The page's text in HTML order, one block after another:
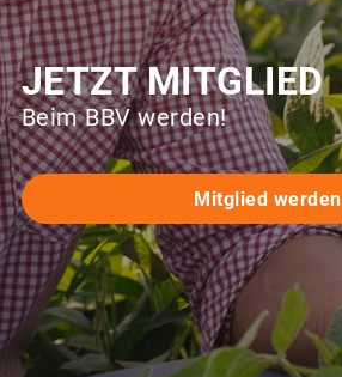
JETZT MITGLIED
Beim BBV werden!
Mitglied werden